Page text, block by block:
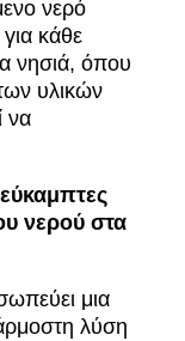
νερό
για κάθε
νησιά, όπου
υλικών
να
νερού στα
μια
λύση